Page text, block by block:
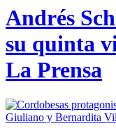
Andrés
su quinta
La Prensa